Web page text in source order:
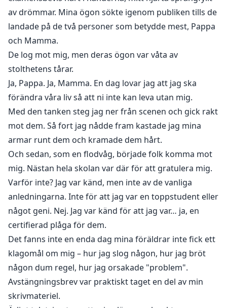
av drömmar. Mina ögon sökte igenom publiken tills de
landade på de två personer som betydde mest, Pappa
och Mamma.
De log mot mig, men deras ögon var våta av
stolthetens tårar.
Ja, Pappa. Ja, Mamma. En dag lovar jag att jag ska
förändra våra liv så att ni inte kan leva utan mig.
Med den tanken steg jag ner från scenen och gick rakt
mot dem. Så fort jag nådde fram kastade jag mina
armar runt dem och kramade dem hårt.
Och sedan, som en flodvåg, började folk komma mot
mig. Nästan hela skolan var där för att gratulera mig.
Varför inte? Jag var känd, men inte av de vanliga
anledningarna. Inte för att jag var en toppstudent eller
något geni. Nej. Jag var känd för att jag var… ja, en
certifierad plåga för dem.
Det fanns inte en enda dag mina föräldrar inte fick ett
klagomål om mig – hur jag slog någon, hur jag bröt
någon dum regel, hur jag orsakade "problem".
Avstängningsbrev var praktiskt taget en del av min
skrivmateriel.